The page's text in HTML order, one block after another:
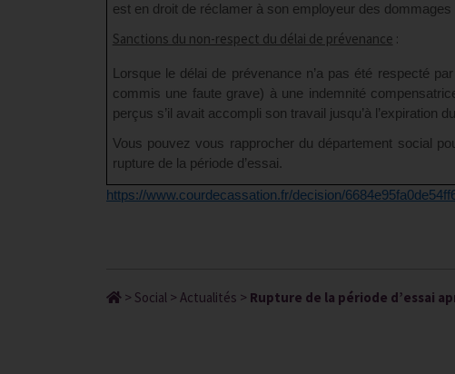
est en droit de réclamer à son employeur des
Sanctions du non-respect du délai de prévenance :
Lorsque le délai de prévenance n’a pas été respecté
commis une faute grave) à une indemnité
perçus s’il avait accompli son travail jusqu’à l’expiration
Vous pouvez vous rapprocher du département social
rupture de la période d’essai.
https://www.courdecassation.fr/decision/
> Social > Actualités > Rupture de la période d’essai